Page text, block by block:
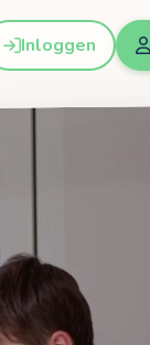
Inloggen